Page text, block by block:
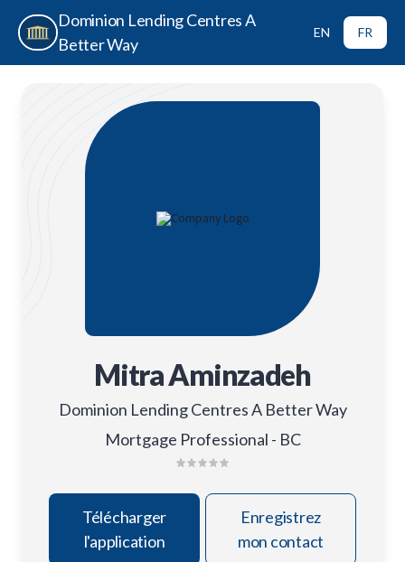
Dominion Lending Centres A
Better Way
EN FR
Mitra Aminzadeh
Dominion Lending Centres A Better Way
Mortgage Professional - BC
Télécharger
l'application
Enregistrez
mon contact